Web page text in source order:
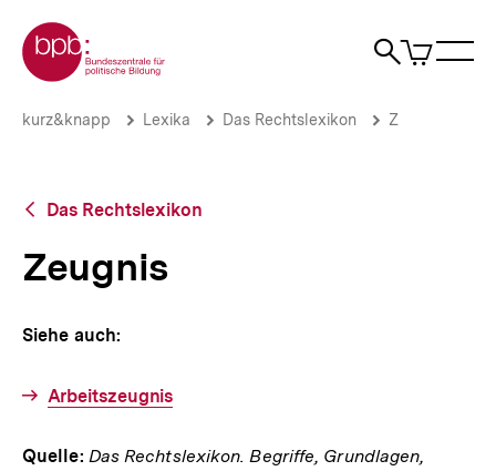
zum
Seiteninhalt
springen
Zur Startseite der bpb
Suche
Artikel
im
Zeugnis
Brotkrümelnavigation
Pfadnavigation
kurz&knapp Lexika Das Rechtslexikon Z
Zurück
Übersicht
Das Rechtslexikon
Zeugnis
Siehe auch:
Arbeitszeugnis
Quelle: Das Rechtslexikon. Begriffe, Grundlagen,